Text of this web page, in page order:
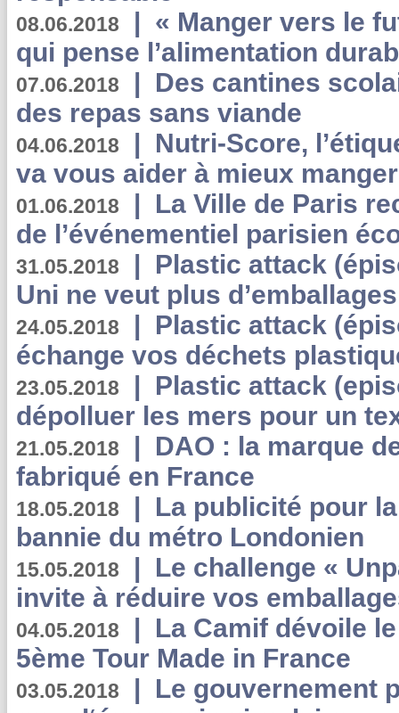
08.06.2018 | « Manger vers le
qui pense l’alimentation
07.06.2018 | Des cantines
des repas sans viande
04.06.2018 | Nutri-Score,
va vous aider à mieux
01.06.2018 | La Ville de Paris
de l’événementiel parisien
31.05.2018 | Plastic attack
Uni ne veut plus
24.05.2018 | Plastic attack
échange vos déchets
23.05.2018 | Plastic attack
dépolluer les mers pour un
21.05.2018 | DAO : la marque
fabriqué en France
18.05.2018 | La publicité pour
bannie du métro Londonien
15.05.2018 | Le challenge «
invite à réduire vos
04.05.2018 | La Camif dévoile
5ème Tour Made in France
03.05.2018 | Le gouvernement